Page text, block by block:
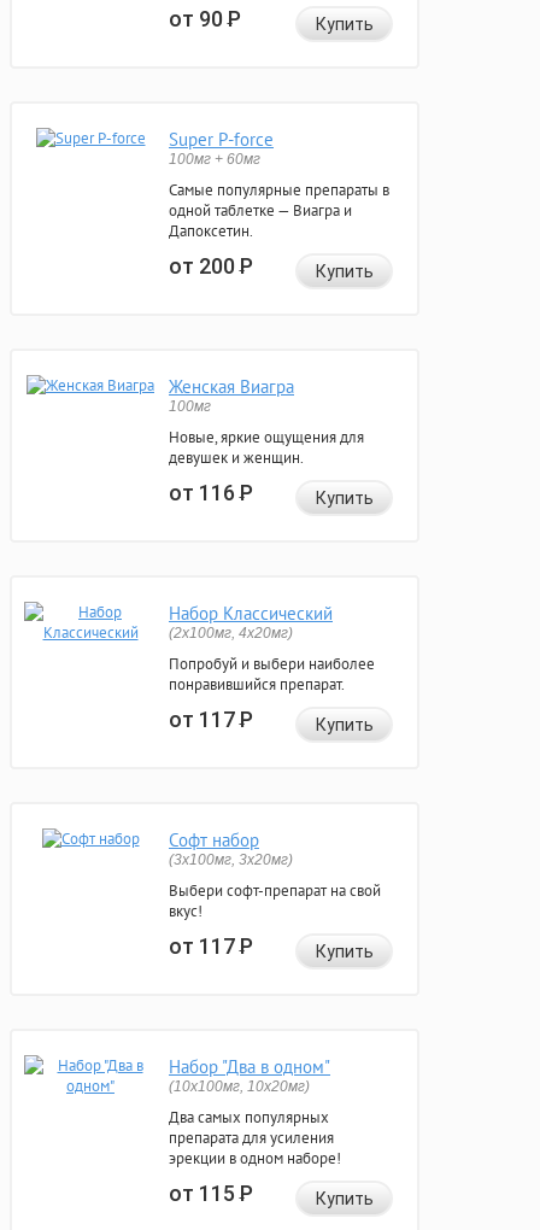
от 90Р Купить
Super P-force
100мг + 60мг
Самые популярные препараты в
одной таблетке — Виагра и
Дапоксетин.
от 200Р Купить
Женская Виагра
100мг
Новые, яркие ощущения для
девушек и женщин.
от 116Р Купить
Набор Классический
(2x100мг, 4x20мг)
Попробуй и выбери наиболее
понравившийся препарат.
от 117Р Купить
Софт набор
(3x100мг, 3x20мг)
Выбери софт-препарат на свой
вкус!
от 117Р Купить
Набор "Два в одном"
(10x100мг, 10x20мг)
Два самых популярных
препарата для усиления
эрекции в одном наборе!
от 115Р Купить